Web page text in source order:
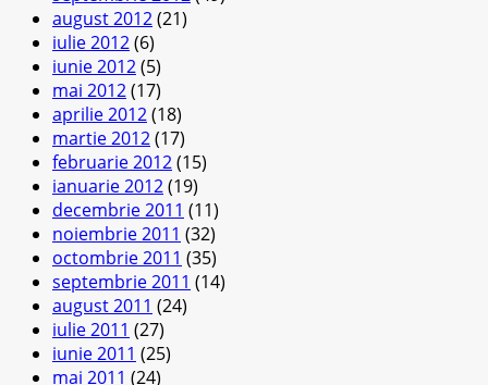
august 2012(21)
iulie 2012(6)
iunie 2012(5)
mai 2012(17)
aprilie 2012(18)
martie 2012(17)
februarie 2012(15)
ianuarie 2012(19)
decembrie 2011 (11)
noiembrie 2011 (32)
octombrie 2011 (35)
septembrie 2011 (14)
august 2011 (24)
iulie 2011 (27)
iunie 2011 (25)
mai 2011 (24)